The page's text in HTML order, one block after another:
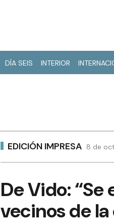
DÍA SEIS INTERIOR
EDICIÓN IMPRESA 8 de
De Vido:
vecinos de